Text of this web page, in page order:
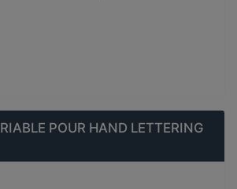
POUR HAND LETTERING